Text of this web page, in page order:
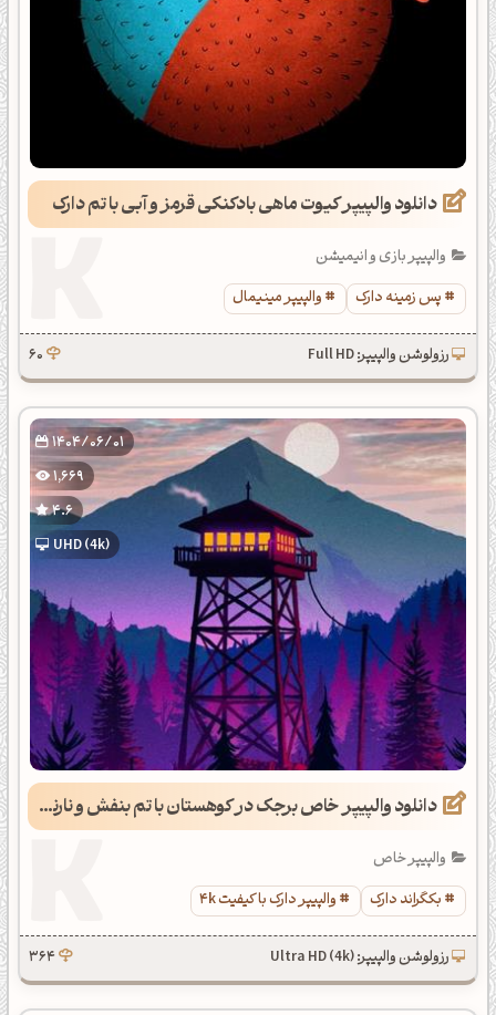
دانلود والپیپر کیوت ماهی بادکنکی قرمز و آبی با تم دارک
والپیپر بازی و انیمیشن
پس زمینه دارک
والپیپر مینیمال
رزولوشن والپیپر: Full HD 60
1404/06/01
1,669
4.6
UHD (4k)
دانلود والپیپر خاص برجک در کوهستان با تم بنفش و نارنجی
والپیپر خاص
بکگراند دارک
والپیپر دارک با کیفیت 4k
رزولوشن والپیپر: Ultra HD (4k) 364